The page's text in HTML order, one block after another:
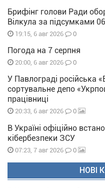
Брифінг голови Ради
Вілкула за підсумками
19:15, 6 авг 2026 0
Погода на 7 серпня
20:00, 6 авг 2026 0
У Павлограді російська
сортувальне депо
працівниці
20:33, 6 авг 2026 0
В Україні офіційно
кібербезпеки ЗСУ
07:23, 7 авг 2026 0
НОВІ